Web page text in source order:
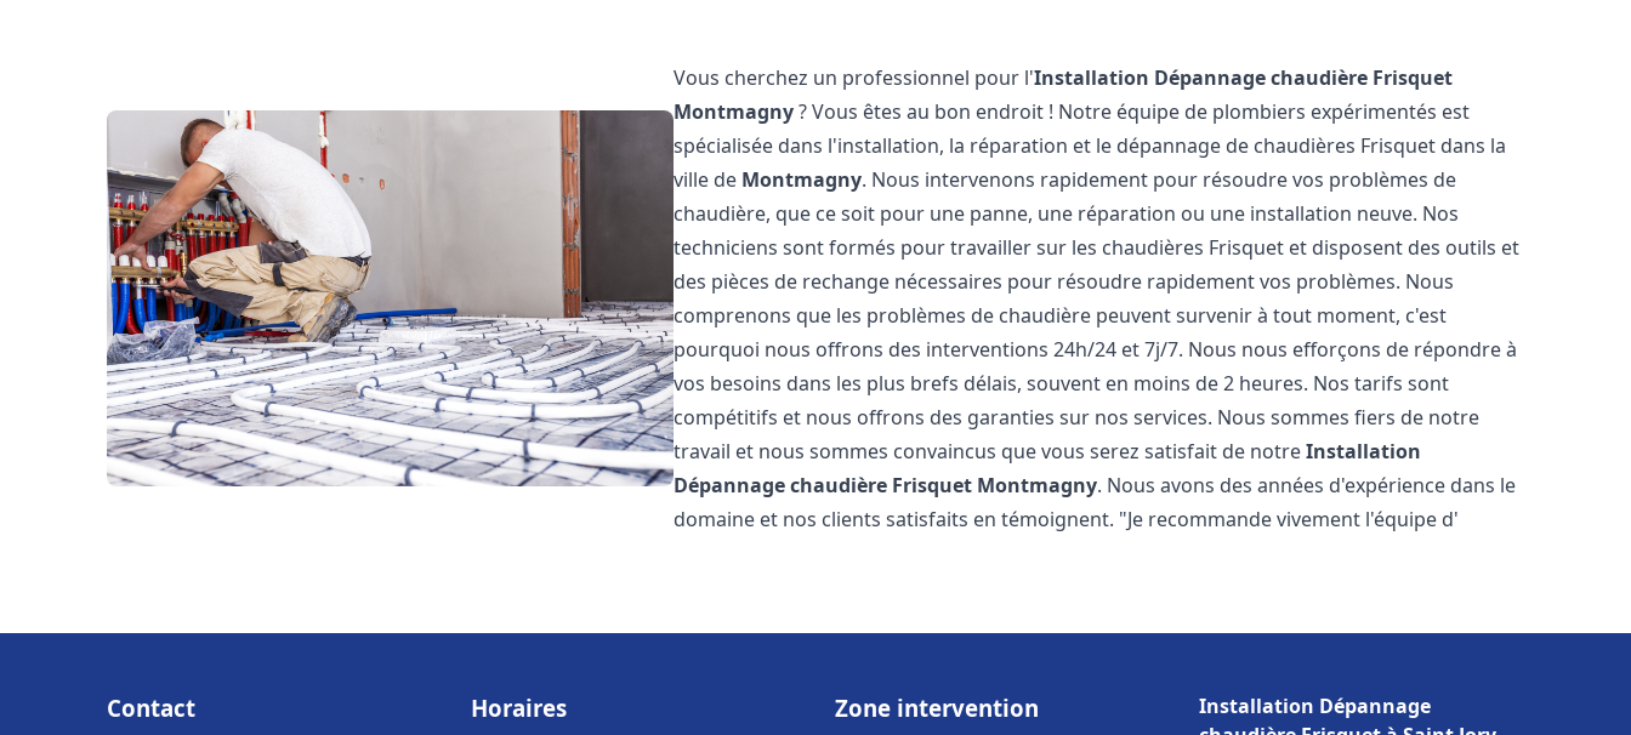
Vous cherchez un professionnel pour l'Installation Dépannage chaudière Frisquet
Montmagny? Vous êtes au bon endroit ! Notre équipe de plombiers expérimentés est
spécialisée dans l'installation, la réparation et le dépannage de chaudières Frisquet dans la
ville de Montmagny. Nous intervenons rapidement pour résoudre vos problèmes de
chaudière, que ce soit pour une panne, une réparation ou une installation neuve. Nos
techniciens sont formés pour travailler sur les chaudières Frisquet et disposent des outils et
des pièces de rechange nécessaires pour résoudre rapidement vos problèmes. Nous
comprenons que les problèmes de chaudière peuvent survenir à tout moment, c'est
pourquoi nous offrons des interventions 24h/24 et 7j/7. Nous nous efforçons de répondre à
vos besoins dans les plus brefs délais, souvent en moins de 2 heures. Nos tarifs sont
compétitifs et nous offrons des garanties sur nos services. Nous sommes fiers de notre
travail et nous sommes convaincus que vous serez satisfait de notreInstallation
Dépannage chaudière Frisquet Montmagny. Nous avons des années d'expérience dans le
domaine et nos clients satisfaits en témoignent. "Je recommande vivement l'équipe d'
Contact Horaires Zone intervention
Installation Dépannage